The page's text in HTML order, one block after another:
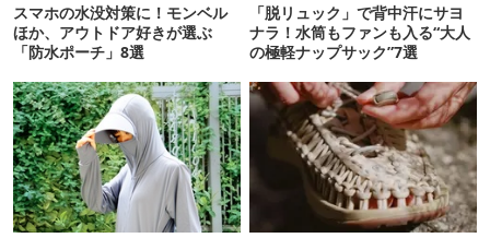
スマホの水没対策に！モンベル
ほか、アウトドア好きが選ぶ
「防水ポーチ」8選
「脱リュック」で背中汗にサヨ
ナラ！水筒もファンも入る“大人
の極軽ナップサック”7選